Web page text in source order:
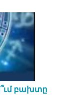
բախտը